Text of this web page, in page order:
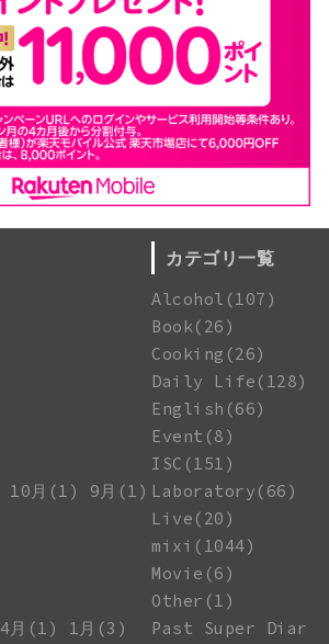
10月(1)
9月(1)
4月(1)
1月(3)
カテゴリ一覧
Alcohol(107)
Book(26)
Cooking(26)
Daily Life(128)
English(66)
Event(8)
ISC(151)
Laboratory(66)
Live(20)
mixi(1044)
Movie(6)
Other(1)
Past Super Diar